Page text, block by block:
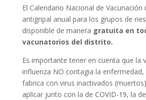
El Calendario Nacional de Vacunación
antigripal anual para los grupos de
disponible de manera gratuita en
vacunatorios del distrito.
Es importante tener en cuenta que la
influenza NO contagia la enfermedad,
fabrica con virus inactivados
aplicar junto con la de COVID-19, la